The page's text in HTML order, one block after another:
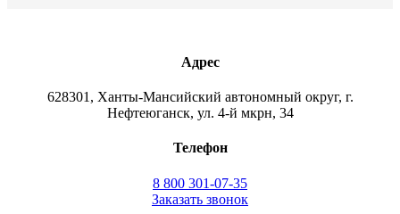
Адрес
628301, Ханты-Мансийский автономный округ, г.
Нефтеюганск, ул. 4-й мкрн, 34
Телефон
8 800 301-07-35
Заказать звонок